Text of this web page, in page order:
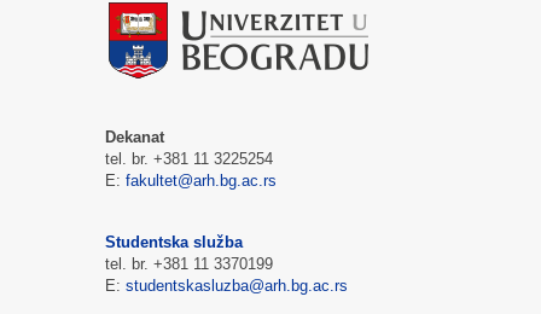
Dekanat
tel. br. +381 11 3225254
E: fakultet@arh.bg.ac.rs
Studentska služba
tel. br. +381 11 3370199
E: studentskasluzba@arh.bg.ac.rs